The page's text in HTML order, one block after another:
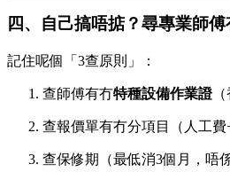
四、自己搞唔掂？尋專業師傅
記住呢個「3查原則」：
查師傅有冇特種設備作業證（
查報價單有冇分項目（人工費
查保修期（最低消3個月，唔